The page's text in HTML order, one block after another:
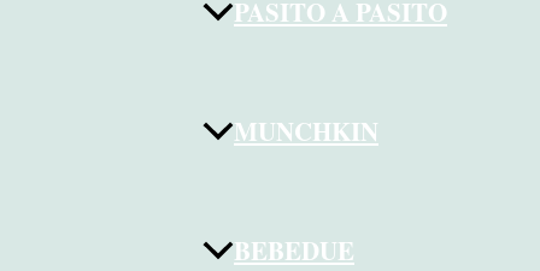
PASITO A PASITO
MUNCHKIN
BEBEDUE